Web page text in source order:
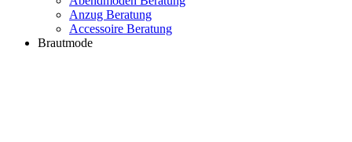
Anzug Beratung
Accessoire Beratung
Brautmode